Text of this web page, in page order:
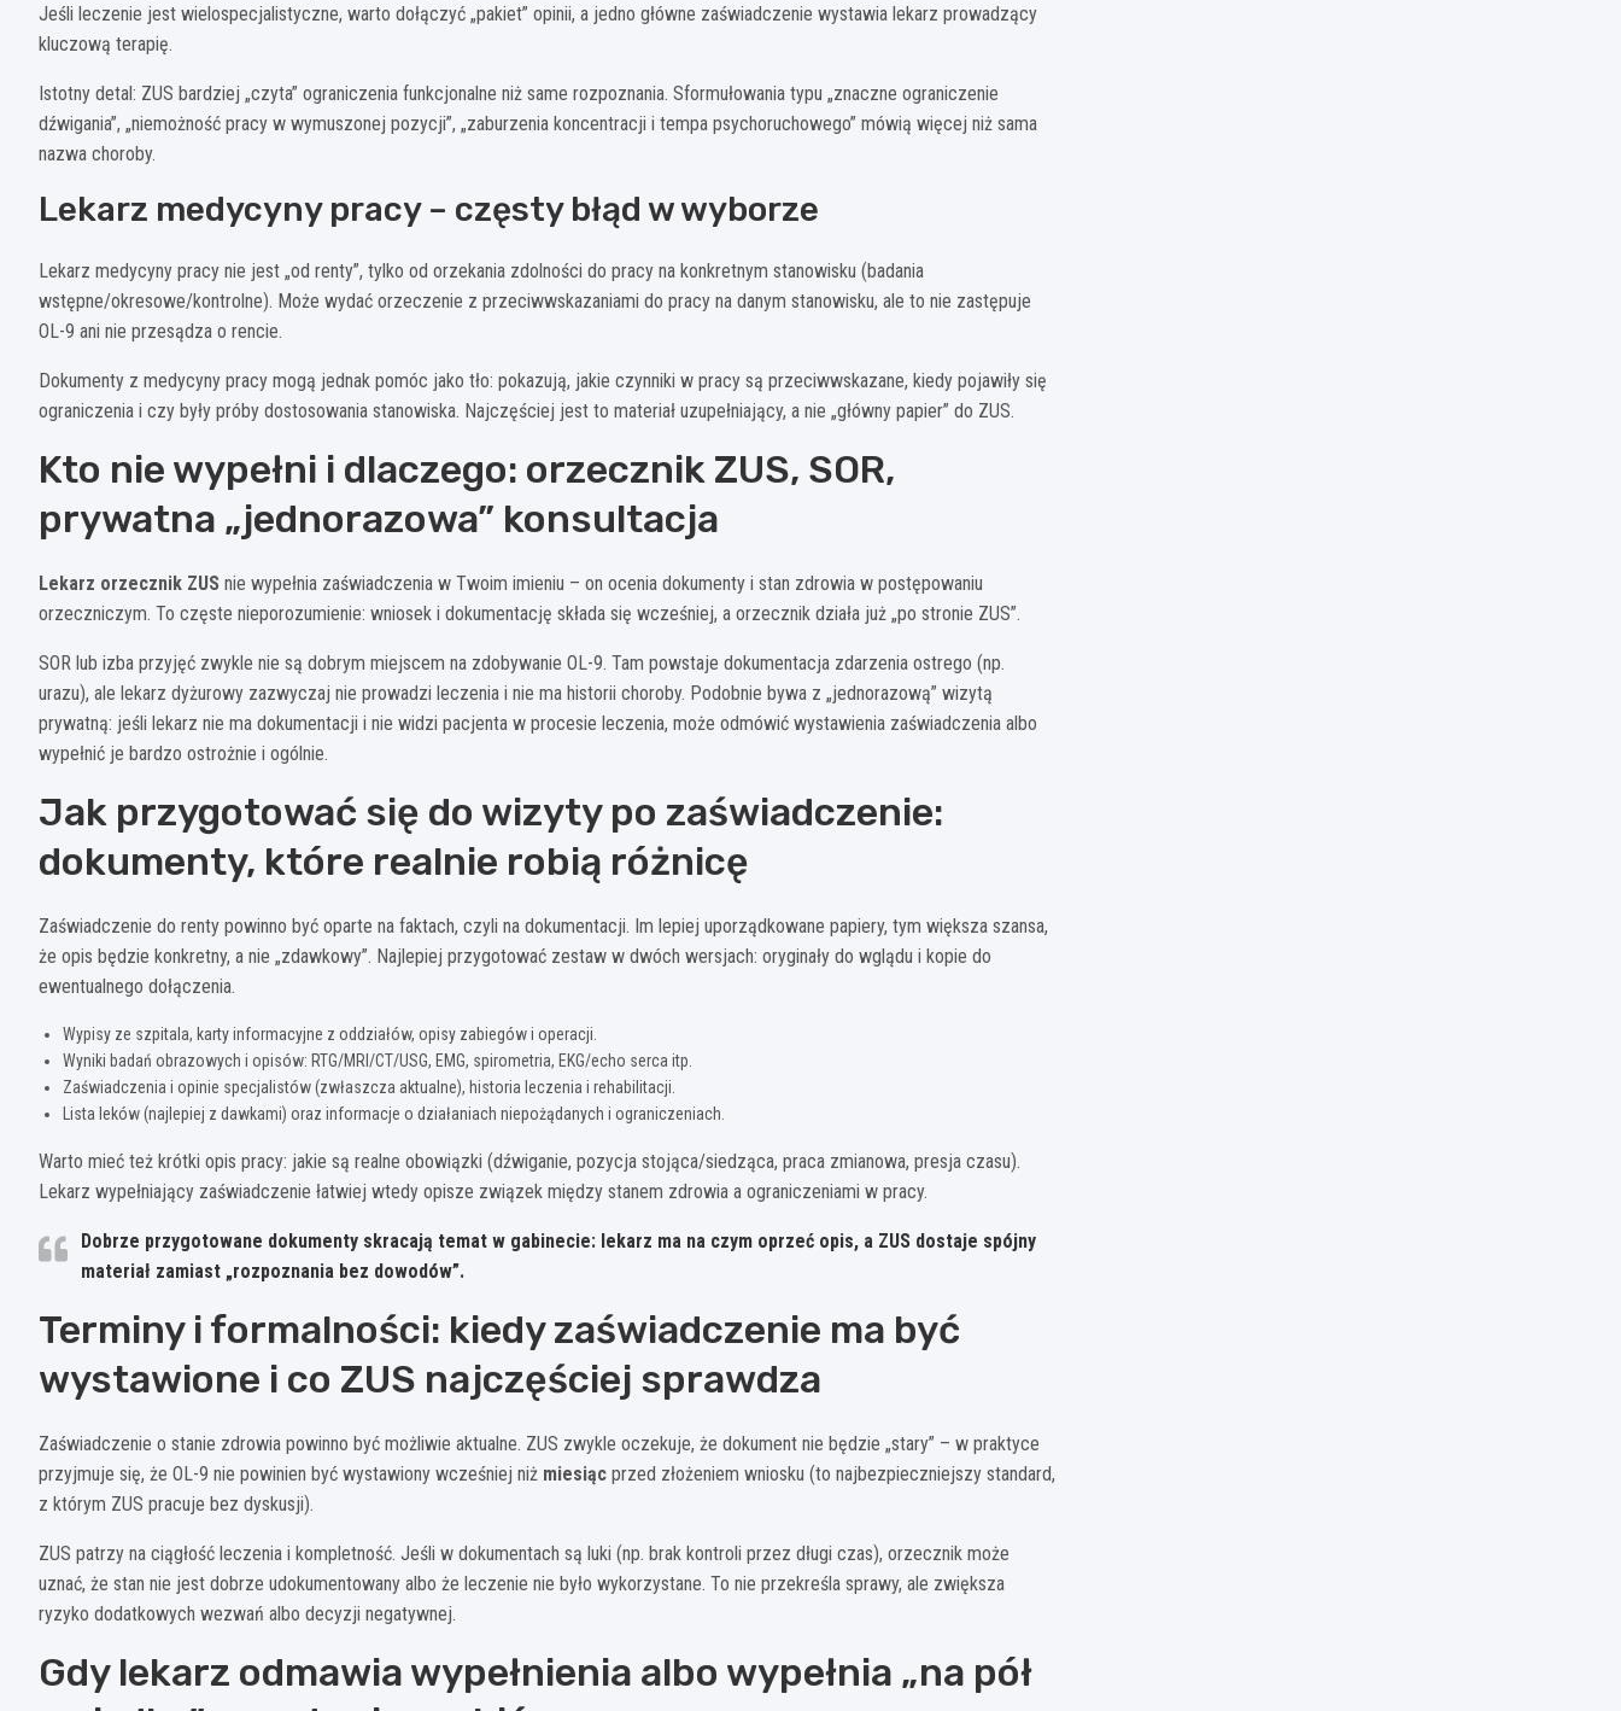
Jeśli leczenie jest wielospecjalistyczne, warto dołączyć „pakiet” opinii, a jedno główne zaświadczenie wystawia lekarz prowadzący
kluczową terapię.
Istotny detal: ZUS bardziej „czyta” ograniczenia funkcjonalne niż same rozpoznania. Sformułowania typu „znaczne ograniczenie
dźwigania”, „niemożność pracy w wymuszonej pozycji”, „zaburzenia koncentracji i tempa psychoruchowego” mówią więcej niż sama
nazwa choroby.
Lekarz medycyny pracy – częsty błąd w wyborze
Lekarz medycyny pracy nie jest „od renty”, tylko od orzekania zdolności do pracy na konkretnym stanowisku (badania
wstępne/okresowe/kontrolne). Może wydać orzeczenie z przeciwwskazaniami do pracy na danym stanowisku, ale to nie zastępuje
OL-9 ani nie przesądza o rencie.
Dokumenty z medycyny pracy mogą jednak pomóc jako tło: pokazują, jakie czynniki w pracy są przeciwwskazane, kiedy pojawiły się
ograniczenia i czy były próby dostosowania stanowiska. Najczęściej jest to materiał uzupełniający, a nie „główny papier” do ZUS.
Kto nie wypełni i dlaczego: orzecznik ZUS, SOR,
prywatna „jednorazowa” konsultacja
Lekarz orzecznik ZUS nie wypełnia zaświadczenia w Twoim imieniu – on ocenia dokumenty i stan zdrowia w postępowaniu
orzeczniczym. To częste nieporozumienie: wniosek i dokumentację składa się wcześniej, a orzecznik działa już „po stronie ZUS”.
SOR lub izba przyjęć zwykle nie są dobrym miejscem na zdobywanie OL-9. Tam powstaje dokumentacja zdarzenia ostrego (np.
urazu), ale lekarz dyżurowy zazwyczaj nie prowadzi leczenia i nie ma historii choroby. Podobnie bywa z „jednorazową” wizytą
prywatną: jeśli lekarz nie ma dokumentacji i nie widzi pacjenta w procesie leczenia, może odmówić wystawienia zaświadczenia albo
wypełnić je bardzo ostrożnie i ogólnie.
Jak przygotować się do wizyty po zaświadczenie:
dokumenty, które realnie robią różnicę
Zaświadczenie do renty powinno być oparte na faktach, czyli na dokumentacji. Im lepiej uporządkowane papiery, tym większa szansa,
że opis będzie konkretny, a nie „zdawkowy”. Najlepiej przygotować zestaw w dwóch wersjach: oryginały do wglądu i kopie do
ewentualnego dołączenia.
Wypisy ze szpitala, karty informacyjne z oddziałów, opisy zabiegów i operacji.
Wyniki badań obrazowych i opisów: RTG/MRI/CT/USG, EMG, spirometria, EKG/echo serca itp.
Zaświadczenia i opinie specjalistów (zwłaszcza aktualne), historia leczenia i rehabilitacji.
Lista leków (najlepiej z dawkami) oraz informacje o działaniach niepożądanych i ograniczeniach.
Warto mieć też krótki opis pracy: jakie są realne obowiązki (dźwiganie, pozycja stojąca/siedząca, praca zmianowa, presja czasu).
Lekarz wypełniający zaświadczenie łatwiej wtedy opisze związek między stanem zdrowia a ograniczeniami w pracy.
Dobrze przygotowane dokumenty skracają temat w gabinecie: lekarz ma na czym oprzeć opis, a ZUS dostaje spójny
materiał zamiast „rozpoznania bez dowodów”.
Terminy i formalności: kiedy zaświadczenie ma być
wystawione i co ZUS najczęściej sprawdza
Zaświadczenie o stanie zdrowia powinno być możliwie aktualne. ZUS zwykle oczekuje, że dokument nie będzie „stary” – w praktyce
przyjmuje się, że OL-9 nie powinien być wystawiony wcześniej niż miesiąc przed złożeniem wniosku (to najbezpieczniejszy standard,
z którym ZUS pracuje bez dyskusji).
ZUS patrzy na ciągłość leczenia i kompletność. Jeśli w dokumentach są luki (np. brak kontroli przez długi czas), orzecznik może
uznać, że stan nie jest dobrze udokumentowany albo że leczenie nie było wykorzystane. To nie przekreśla sprawy, ale zwiększa
ryzyko dodatkowych wezwań albo decyzji negatywnej.
Gdy lekarz odmawia wypełnienia albo wypełnia „na pół